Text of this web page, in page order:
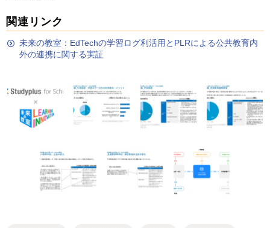
関連リンク
未来の教室：EdTechの学習ログ利活用とPLRによる公共教育内
外の連携に関する実証